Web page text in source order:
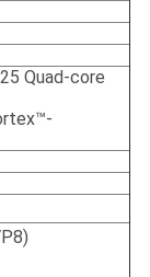
Quad-core